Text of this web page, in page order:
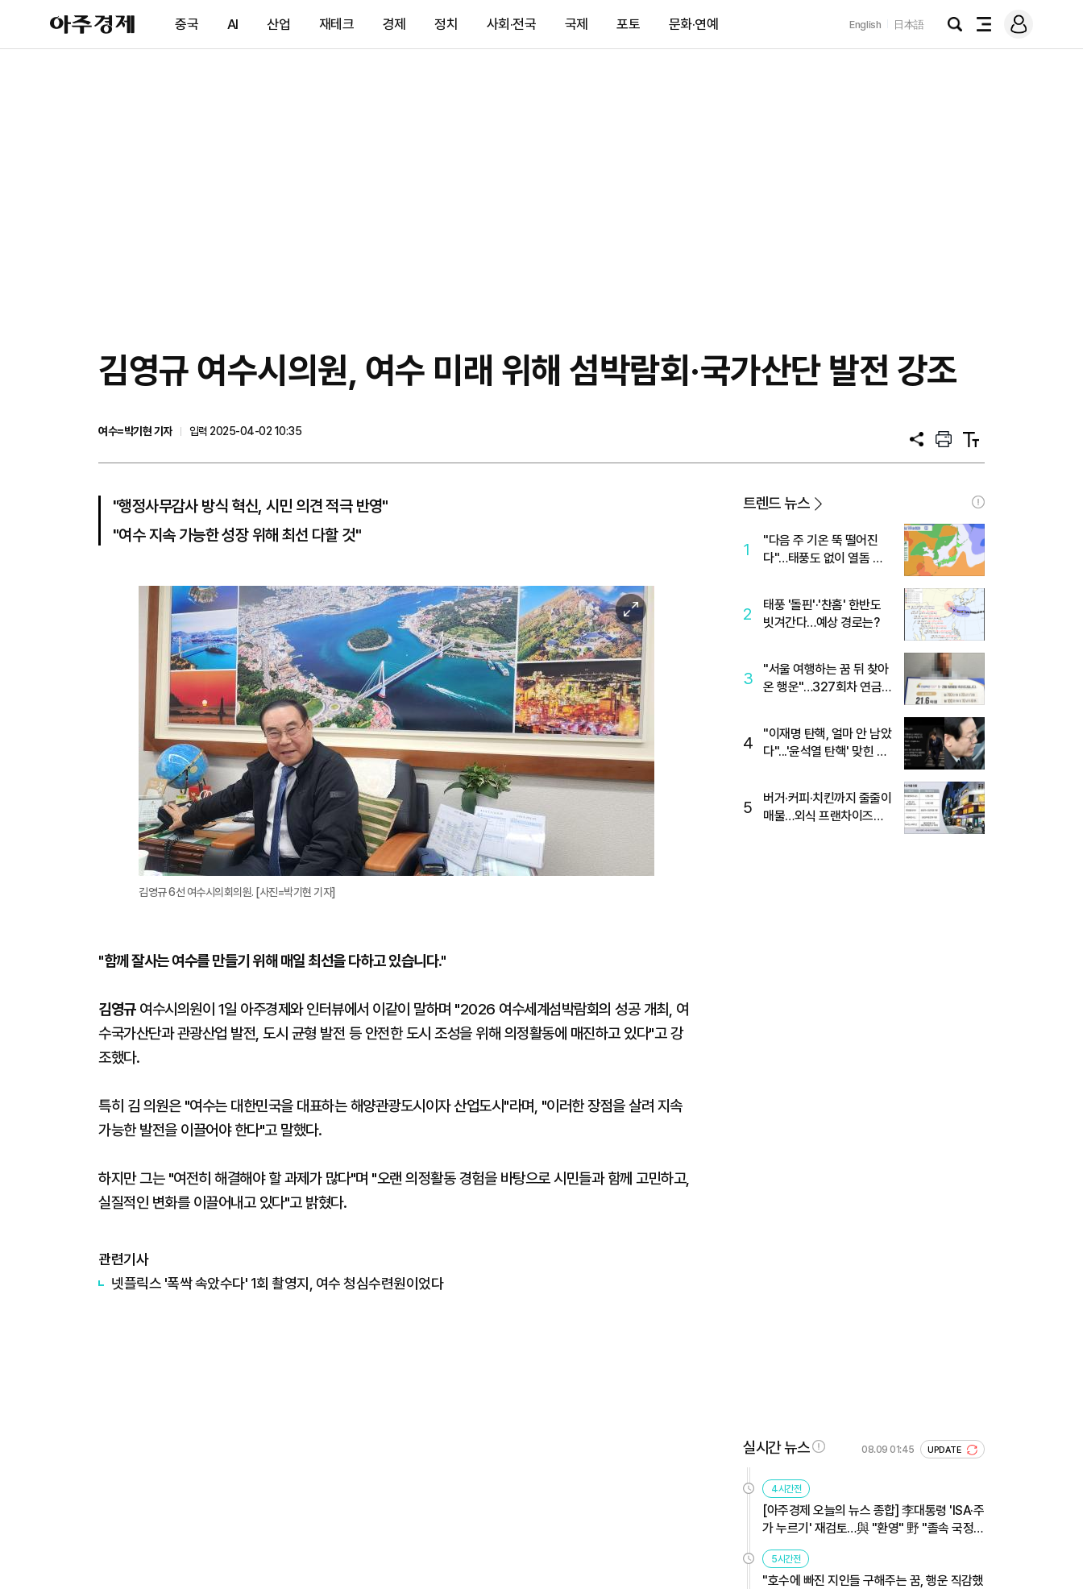
아
주
제
중국 AI 산업 재테크 경제 정치 사회·전국 국제 포토 문화·연예 English 日本語
검
전
메
그
김영규 여수시의원, 여수 미래 위해 섬박람회·국가산단 발전 강조
여수=박기현 기자
입력 2025-04-02 10:35
공
프
트
텍
트
"행정사무감사 방식 혁신, 시민 의견 적극 반영"
"여수 지속 가능한 성장 위해 최선 다할 것"
이
미
지
확
대
김영규 6선 여수시의회의원. [사진=박기현 기자]
"함께 잘사는 여수를 만들기 위해 매일 최선을 다하고 있습니다."
김영규여수시의원이 1일 아주경제와 인터뷰에서 이같이 말하며 "2026 여수세계섬박람회의 성공 개최, 여
수국가산단과 관광산업 발전, 도시 균형 발전 등 안전한 도시 조성을 위해 의정활동에 매진하고 있다"고 강
조했다.
특히 김 의원은 "여수는 대한민국을 대표하는 해양관광도시이자 산업도시"라며, "이러한 장점을 살려 지속
가능한 발전을 이끌어야 한다"고 말했다.
하지만 그는 "여전히 해결해야 할 과제가 많다"며 "오랜 의정활동 경험을 바탕으로 시민들과 함께 고민하고,
실질적인 변화를 이끌어내고 있다"고 밝혔다.
관련기사
넷플릭스 '폭싹 속았수다' 1회 촬영지, 여수 청심수련원이었다
트렌드 뉴스
1
"다음 주 기온 뚝 떨어진
다"…태풍도 없이 열돔 박
2
태풍 '돌핀'·'찬홈' 한반도
빗겨간다…예상 경로는?
3
"서울 여행하는 꿈 뒤 찾아
온 행운"…327회차 연금
4
"이재명 탄핵, 얼마 안 남았
다"...'윤석열 탄핵' 맞힌 무
5
버거·커피·치킨까지 줄줄이
매물…외식 프랜차이즈
실시간 뉴스 08.09 01:45 UPDATE
4시간전
[아주경제 오늘의 뉴스 종합] 李대통령 'ISA·주
가 누르기' 재검토…與 "환영" 野 "졸속 국정"
外
5시간전
"호수에 빠진 지인들 구해주는 꿈, 행운 직감했